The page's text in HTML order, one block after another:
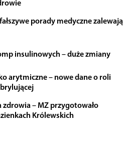
porady medyczne zalewają
insulinowych – duże zmiany
arytmiczne – nowe dane o roli
– MZ przygotowało
Królewskich